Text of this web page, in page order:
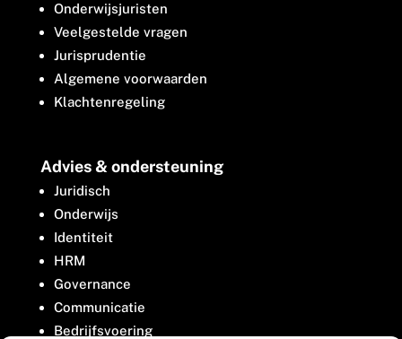
Onderwijsjuristen
Veelgestelde vragen
Jurisprudentie
Algemene voorwaarden
Klachtenregeling
Advies & ondersteuning
Juridisch
Onderwijs
Identiteit
HRM
Governance
Communicatie
Bedrijfsvoering